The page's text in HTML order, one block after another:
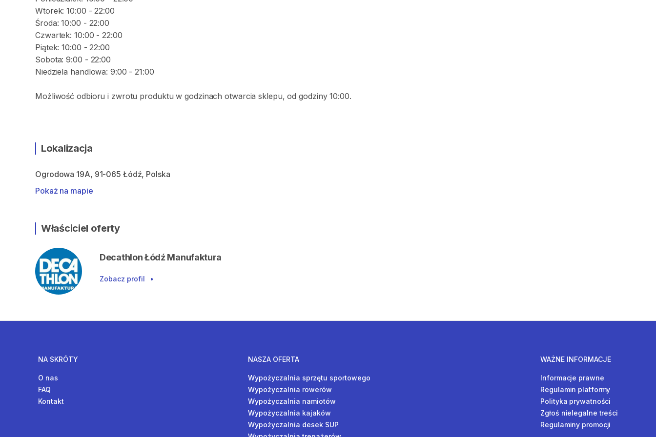
Wtorek: 10:00 - 22:00
Środa: 10:00 - 22:00
Czwartek: 10:00 - 22:00
Piątek: 10:00 - 22:00
Sobota: 9:00 - 22:00
Niedziela handlowa: 9:00 - 21:00
Możliwość odbioru i zwrotu produktu w godzinach otwarcia sklepu, od godziny 10:00.
Lokalizacja
Ogrodowa 19A, 91-065 Łódź, Polska
Pokaż na mapie
Właściciel oferty
Decathlon Łódź Manufaktura
Zobacz profil •
NA SKRÓTY
O nas
FAQ
Kontakt
NASZA OFERTA
Wypożyczalnia sprzętu sportowego
Wypożyczalnia rowerów
Wypożyczalnia namiotów
Wypożyczalnia kajaków
Wypożyczalnia desek SUP
WAŻNE INFORMACJE
Informacje prawne
Regulamin platformy
Polityka prywatności
Zgłoś nielegalne treści
Regulaminy promocji